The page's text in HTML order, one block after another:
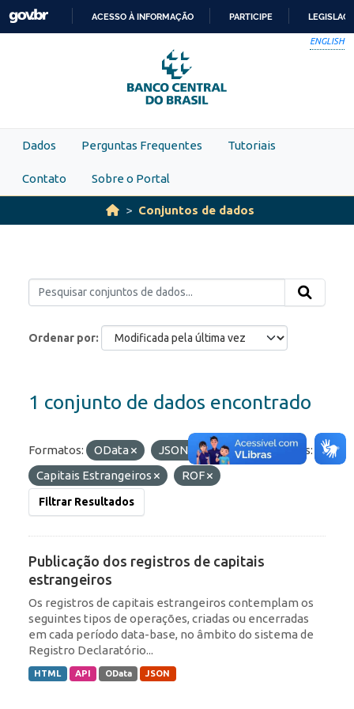
Skip to main content
PARA
O
CONTEÚDO
ACESSO À INFORMAÇÃO PARTICIPE
ENGLISH
Dados Perguntas Frequentes Tutoriais
Contato Sobre o Portal
Conjuntos de dados
Ordenar por
1 conjunto de dados encontrado
Formatos: OData JSON API
Etiquetas:
Capitais Estrangeiros
ROF
Filtrar Resultados
Publicação dos registros de capitais
estrangeiros
Os registros de capitais estrangeiros contemplam os
seguintes tipos de operações, criadas ou encerradas
em cada período data-base, no âmbito do sistema de
Registro Declaratório...
HTML API OData JSON